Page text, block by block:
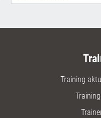
Training